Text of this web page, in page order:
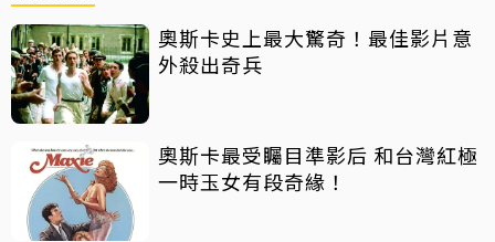
奧斯卡史上最大驚奇！最佳影片意
外殺出奇兵
奧斯卡最受矚目準影后 和台灣紅極
一時玉女有段奇緣！